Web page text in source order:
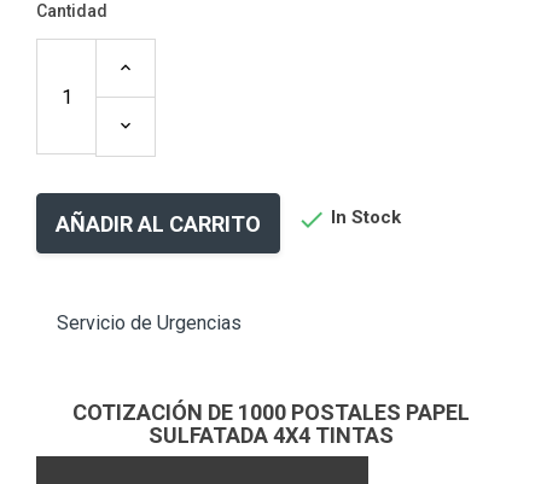
Cantidad
AÑADIR AL CARRITO  In Stock
Servicio de Urgencias
COTIZACIÓN DE 1000 POSTALES PAPEL
SULFATADA 4X4 TINTAS